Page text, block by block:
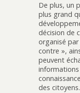
De plus, un
plus grand
décision de
organisé
contre »,
peuvent
des citoyens.